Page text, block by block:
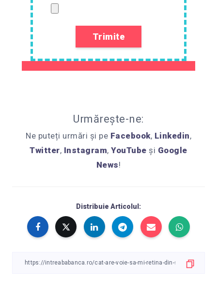
Urmărește-ne:
Ne puteți urmări și pe Facebook, Linkedin,
Twitter, Instagram,YouTube și Google
News!
Distribuie Articolul: